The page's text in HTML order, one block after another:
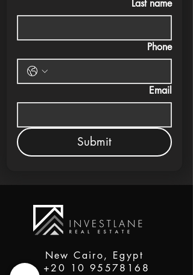
Last name
Phone
Email
Submit
New Cairo, Egypt
+20 10 95578168